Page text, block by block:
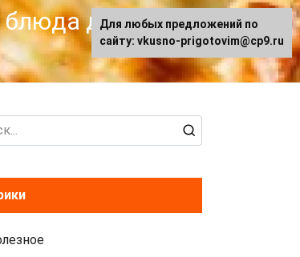
блюда дляДля любых предложений по
сайту: vkusno-prigotovim@cp9.ru